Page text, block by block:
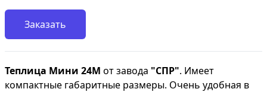
Заказать
Теплица Мини 24М от завода "СПР". Имеет
компактные габаритные размеры. Очень удобная в